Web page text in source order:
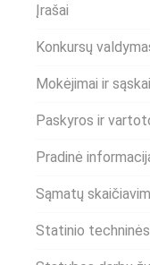
Įrašai
Konkursų
Mokėjimai ir
Paskyros ir
Pradinė
Sąmatų
Statinio